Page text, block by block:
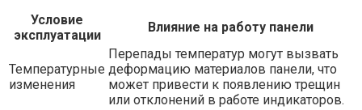
Условие
эксплуатации
Влияние на работу панели
Температурные
изменения
Перепады температур могут вызвать
деформацию материалов панели, что
может привести к появлению трещин
или отклонений в работе индикаторов.